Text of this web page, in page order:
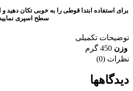
سطح اسپری
توضیحات تکمیلی
وزن 450 گرم
نظرات (0)
دیدگاهها